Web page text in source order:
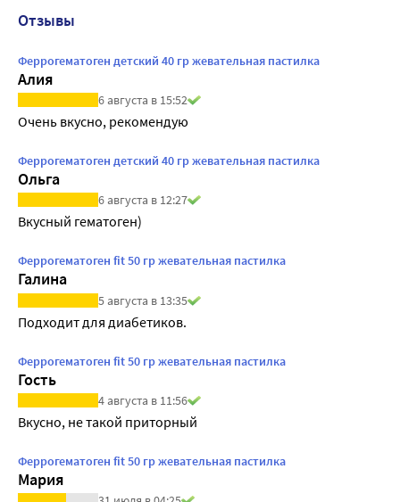
Отзывы
Феррогематоген детский 40 гр жевательная пастилка
Алия
6 августа в 15:52
Очень вкусно, рекомендую
Феррогематоген детский 40 гр жевательная пастилка
Ольга
6 августа в 12:27
Вкусный гематоген)
Феррогематоген fit 50 гр жевательная пастилка
Галина
5 августа в 13:35
Подходит для диабетиков.
Феррогематоген fit 50 гр жевательная пастилка
Гость
4 августа в 11:56
Вкусно, не такой приторный
Феррогематоген fit 50 гр жевательная пастилка
Мария